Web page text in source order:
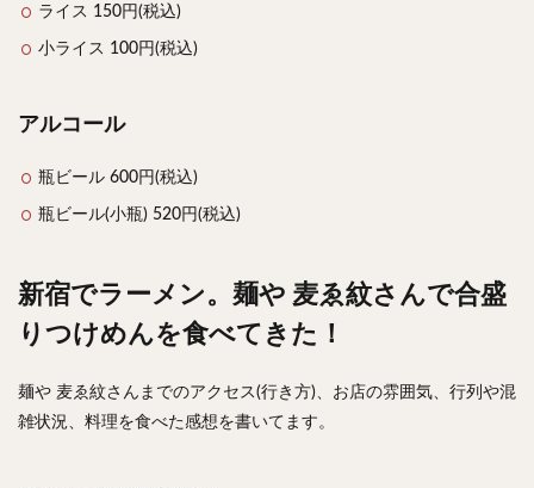
ライス 150円(税込)
小ライス 100円(税込)
アルコール
瓶ビール 600円(税込)
瓶ビール(小瓶) 520円(税込)
新宿でラーメン。麺や 麦ゑ紋さんで合盛
りつけめんを食べてきた！
麺や 麦ゑ紋さんまでのアクセス(行き方)、お店の雰囲気、行列や混
雑状況、料理を食べた感想を書いてます。